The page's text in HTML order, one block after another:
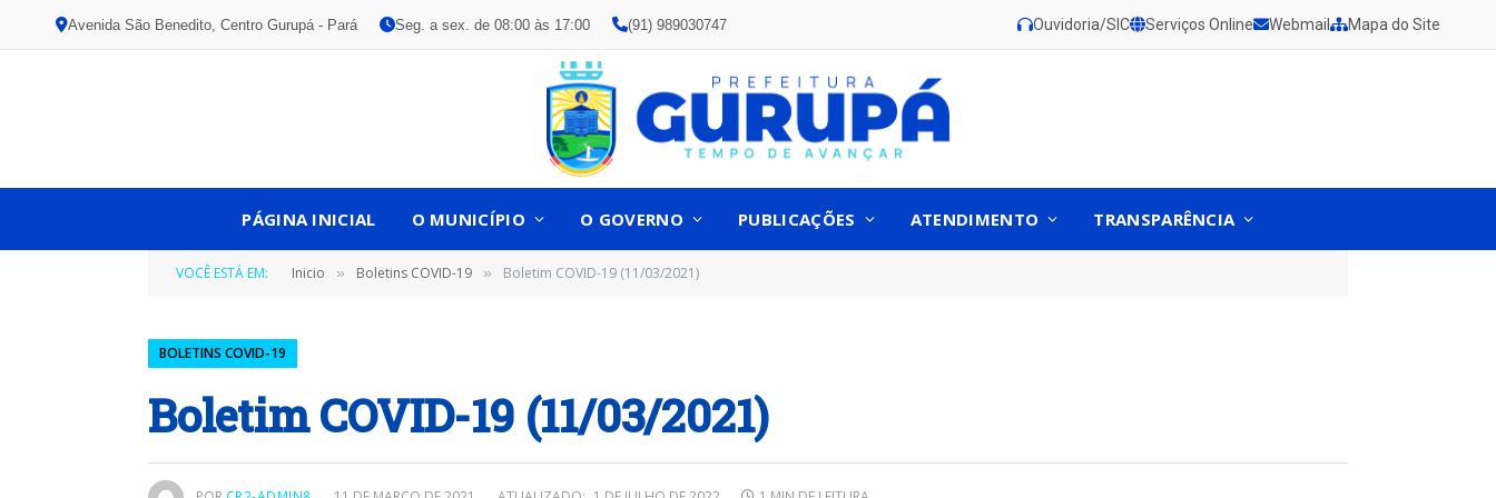
Avenida São Benedito, Centro Gurupá - Pará Seg. a sex. de 08:00 às 17:00 (91) 989030747 Ouvidoria/SIC Serviços Online Webmail Mapa do Site
PÁGINA INICIAL O MUNICÍPIO O GOVERNO PUBLICAÇÕES ATENDIMENTO TRANSPARÊNCIA
VOCÊ ESTÁ EM: Inicio » Boletins COVID-19 » Boletim COVID-19 (11/03/2021)
BOLETINS COVID-19
Boletim COVID-19 (11/03/2021)